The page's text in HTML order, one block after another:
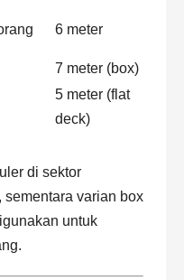
6 meter
7 meter (box)
5 meter (flat
deck)
di sektor
sementara varian box
untuk